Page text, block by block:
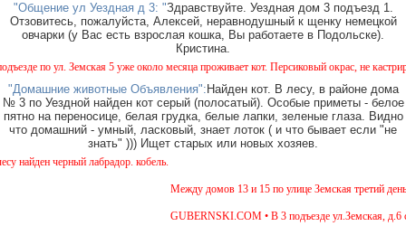
"Общение ул Уездная д 3: "Здравствуйте. Уездная дом 3 подъезд 1.
Отзовитесь, пожалуйста, Алексей, неравнодушный к щенку немецкой
овчарки (у Вас есть взрослая кошка, Вы работаете в Подольске).
Кристина.
по ул. Земская 5 уже около месяца проживает кот. Персиковый окрас, не
"Домашние животные Объявления": Найден кот. В лесу, в районе дома
№ 3 по Уездной найден кот серый (полосатый). Особые приметы - белое
пятно на переносице, белая грудка, белые лапки, зеленые глаза. Видно
что домашний - умный, ласковый, знает лоток ( и что бывает если "не
знать" ))) Ищет старых или новых хозяев.
черный лабрадор. кобель.
Между домов 13 и 15 по улице Земская третий день
GUBERNSKI.COM • В 3 подъезде ул.Земская, д.6